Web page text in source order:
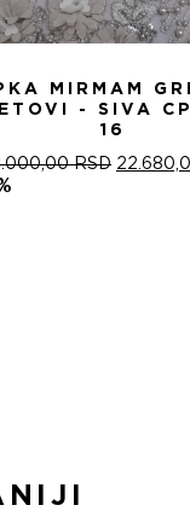
MIRMAM
- SIVA
16
RSD